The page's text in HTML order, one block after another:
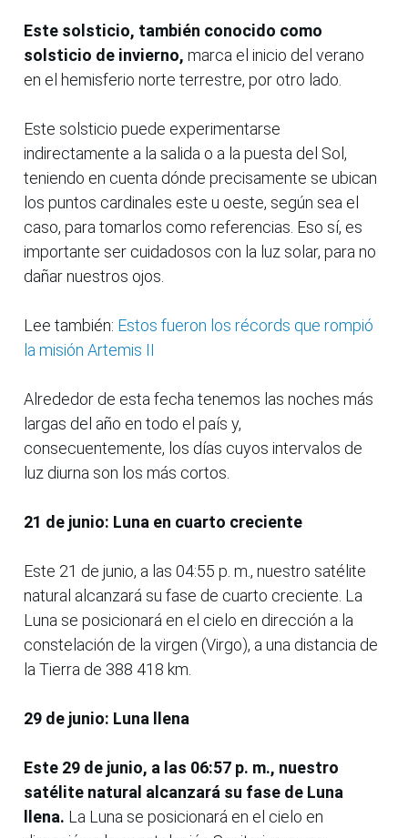
Este solsticio, también conocido como
solsticio de invierno, marca el inicio del verano
en el hemisferio norte terrestre, por otro lado.
Este solsticio puede experimentarse
indirectamente a la salida o a la puesta del Sol,
teniendo en cuenta dónde precisamente se ubican
los puntos cardinales este u oeste, según sea el
caso, para tomarlos como referencias. Eso sí, es
importante ser cuidadosos con la luz solar, para no
dañar nuestros ojos.
Lee también: Estos fueron los récords que rompió
la misión Artemis II
Alrededor de esta fecha tenemos las noches más
largas del año en todo el país y,
consecuentemente, los días cuyos intervalos de
luz diurna son los más cortos.
21 de junio: Luna en cuarto creciente
Este 21 de junio, a las 04:55 p. m., nuestro satélite
natural alcanzará su fase de cuarto creciente. La
Luna se posicionará en el cielo en dirección a la
constelación de la virgen (Virgo), a una distancia de
la Tierra de 388 418 km.
29 de junio: Luna llena
Este 29 de junio, a las 06:57 p. m., nuestro
satélite natural alcanzará su fase de Luna
llena. La Luna se posicionará en el cielo en